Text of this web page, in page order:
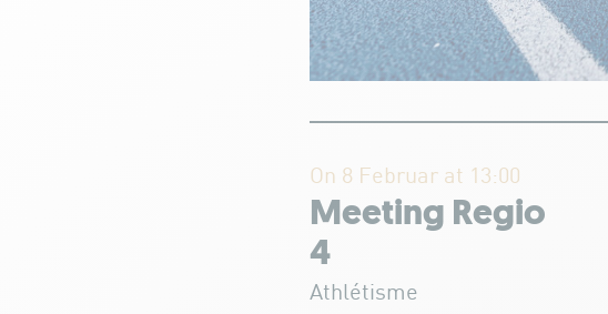
On 8 Februar at 13:00
Meeting Regio
4
Athlétisme